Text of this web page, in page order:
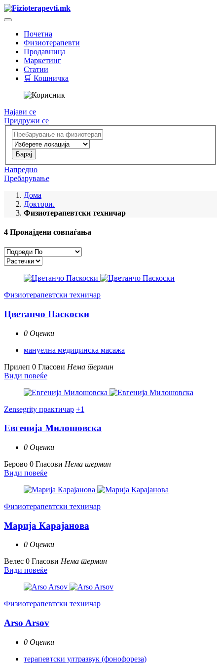
Почетна
Физиотерапевти
Продавница
Маркетинг
Статии
🛒 Кошничка
Најави се
Придружи се
Напредно
Пребарување
Дома
Доктори.
Физиотерапевтски техничар
4 Пронајдени совпаѓања
Физиотерапевтски техничар
Цветанчо Паскоски
0 Оценки
мануелна медицинска масажа
Прилеп 0 Гласови Нема термин
Види повеќе
Zensegrity практичар +1
Евгенија Милошовска
0 Оценки
Берово 0 Гласови Нема термин
Види повеќе
Физиотерапевтски техничар
Марија Карајанова
0 Оценки
Велес 0 Гласови Нема термин
Види повеќе
Физиотерапевтски техничар
Arso Arsov
0 Оценки
терапевтски ултразвук (фонофореза)